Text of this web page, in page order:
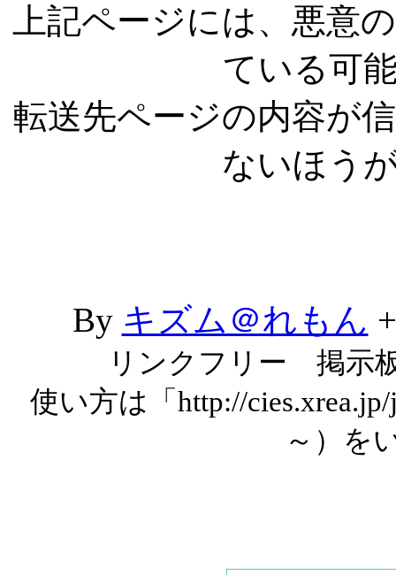
上記ページには、悪意
ている可
転送先ページの内容が
ないほう
By キズム＠れもん
リンクフリー 掲示
使い方は「http://
～）を